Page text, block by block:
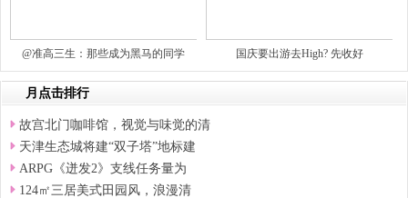
@准高三生：那些成为黑马的同学 国庆要出游去High? 先收好
月点击排行
故宫北门咖啡馆，视觉与味觉的清
天津生态城将建“双子塔”地标建
ARPG《迸发2》支线任务量为
124㎡三居美式田园风，浪漫清